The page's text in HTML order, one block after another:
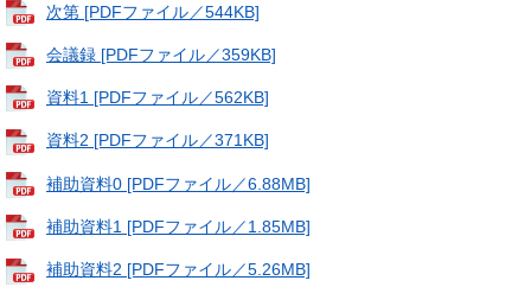
次第 [PDFファイル／544KB]
会議録 [PDFファイル／359KB]
資料1 [PDFファイル／562KB]
資料2 [PDFファイル／371KB]
補助資料0 [PDFファイル／6.88MB]
補助資料1 [PDFファイル／1.85MB]
補助資料2 [PDFファイル／5.26MB]